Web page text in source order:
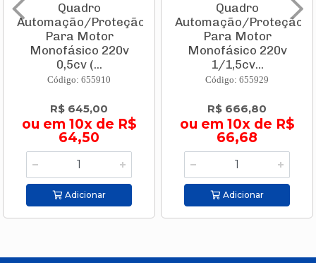
Quadro
Automação/Proteção
Para Motor
Monofásico 220v
0,5cv (...
Código: 655910
R$ 645,00
ou em 10x de R$
64,50
Adicionar
Quadro
Automação/Proteção
Para Motor
Monofásico 220v
1/1,5cv...
Código: 655929
R$ 666,80
ou em 10x de R$
66,68
Adicionar